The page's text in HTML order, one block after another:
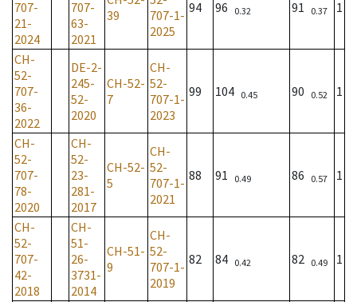
707-
21-
2024
707-
63-
2021
39
707-1-
2025
94 96 0.32 91 0.37 1
CH-
52-
707-
36-
2022
DE-2-
245-
52-
2020
CH-52-
7
CH-
52-
707-1-
2023
99 104 0.45 90 0.52 1
CH-
52-
707-
78-
2020
CH-
52-
23-
281-
2017
CH-52-
5
CH-
52-
707-1-
2021
88 91 0.49 86 0.57 1
CH-
52-
707-
42-
2018
CH-
51-
26-
3731-
2014
CH-51-
9
CH-
52-
707-1-
2019
82 84 0.42 82 0.49 1